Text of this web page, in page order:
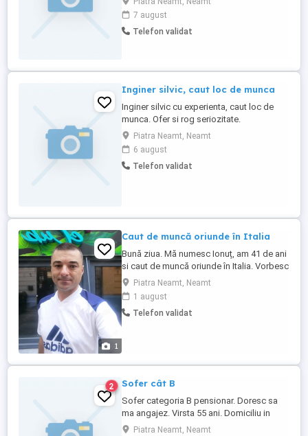
7 august
Telefon validat
Inginer silvic, caut loc de munca
Inginer silvic cu experienta, caut loc de
munca. Ofer si rog seriozitate.
Piatra Neamt, Neamt
6 august
Telefon validat
1
Caut de muncă oriunde în Italia
Bună ziua. Mă numesc Ionuț, am 41 de ani
si caut de muncă oriunde în Italia. Vorbesc
foarte bine limba italiană. Am mașină
personală, permis de categoria B și
experiență în condus. Mă puteți contacta
la numărul de telefon sau Whatsapp,
Piatra Neamt, Neamt
1 august
Telefon validat
2 Sofer cât B
Sofer categoria B pensionar. Doresc sa
ma angajez. Virsta 55 ani. Domiciliu in
Piatra Neamt.
Piatra Neamt, Neamt